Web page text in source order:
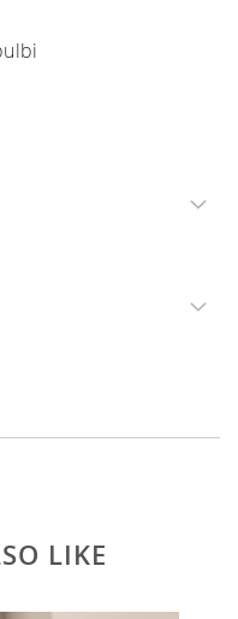
LIKE